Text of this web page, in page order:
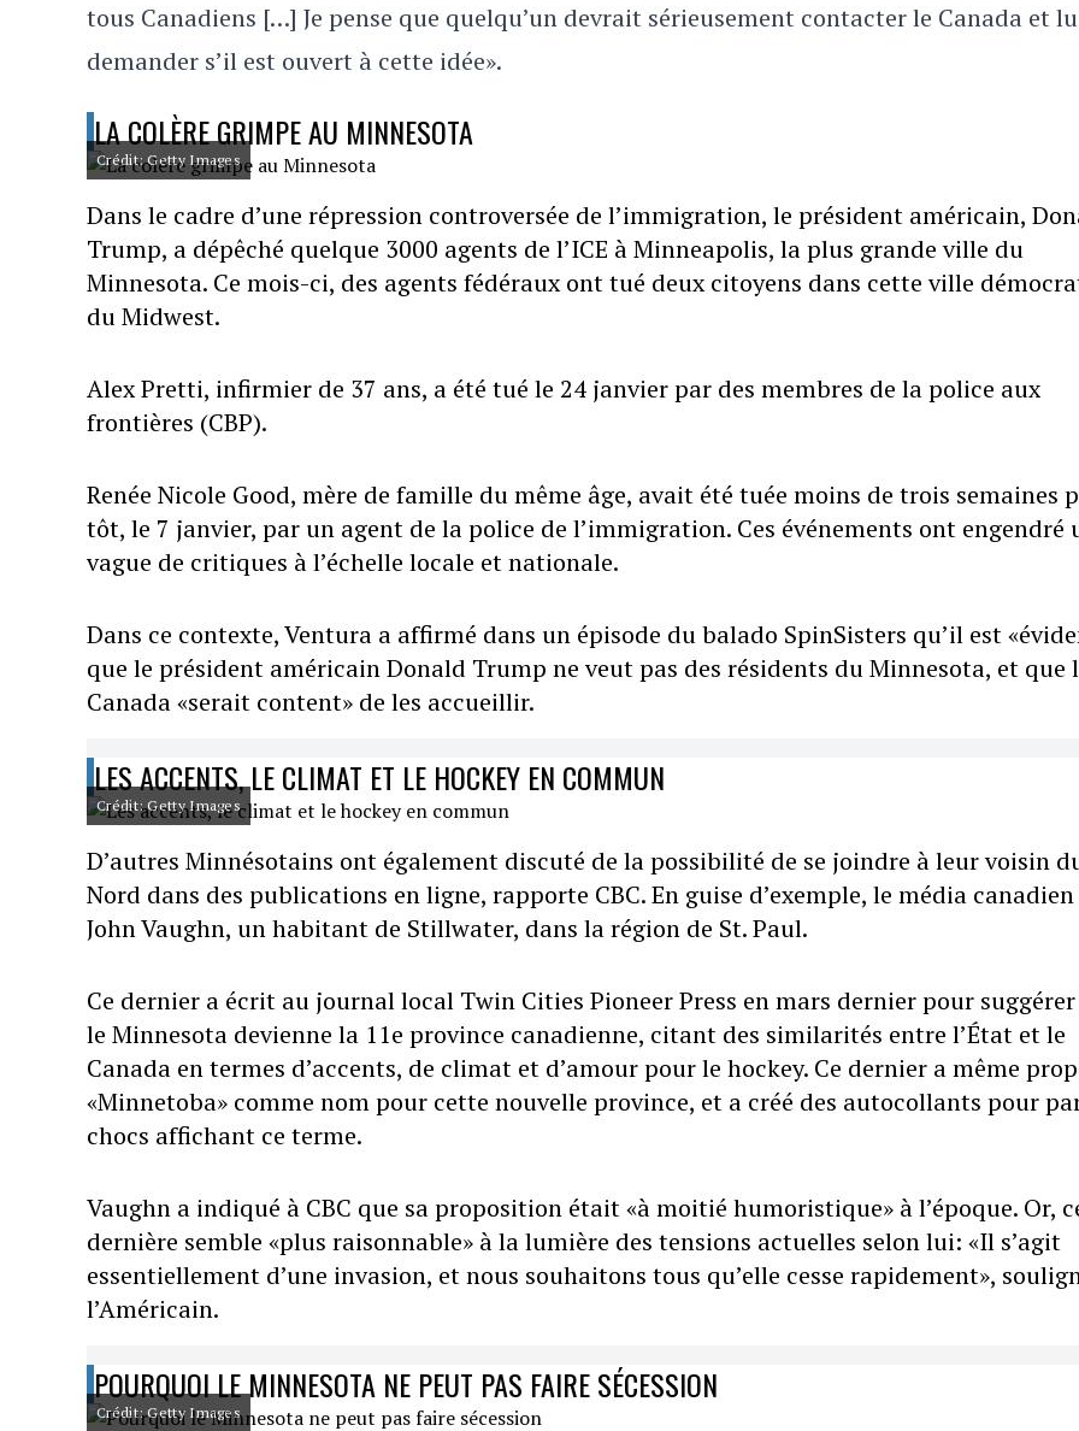
tous Canadiens […] Je pense que quelqu’un devrait sérieusement contacter le Canada et
demander s’il est ouvert à cette idée».
LA COLÈRE GRIMPE AU MINNESOTA
Crédit: Getty Images
Dans le cadre d’une répression controversée de l’immigration, le président américain,
Trump, a dépêché quelque 3000 agents de l’ICE à Minneapolis, la plus grande ville du
Minnesota. Ce mois-ci, des agents fédéraux ont tué deux citoyens dans cette ville
du Midwest.
Alex Pretti, infirmier de 37 ans, a été tué le 24 janvier par des membres de la police aux
frontières (CBP).
Renée Nicole Good, mère de famille du même âge, avait été tuée moins de trois semaines
tôt, le 7 janvier, par un agent de la police de l’immigration. Ces événements ont engendré
vague de critiques à l’échelle locale et nationale.
Dans ce contexte, Ventura a affirmé dans un épisode du balado SpinSisters qu’il est
que le président américain Donald Trump ne veut pas des résidents du Minnesota, et que
Canada «serait content» de les accueillir.
LES ACCENTS, LE CLIMAT ET LE HOCKEY EN COMMUN
Crédit: Getty Images
D’autres Minnésotains ont également discuté de la possibilité de se joindre à leur voisin
Nord dans des publications en ligne, rapporte CBC. En guise d’exemple, le média
John Vaughn, un habitant de Stillwater, dans la région de St. Paul.
Ce dernier a écrit au journal local Twin Cities Pioneer Press en mars dernier pour
le Minnesota devienne la 11e province canadienne, citant des similarités entre l’État et le
Canada en termes d’accents, de climat et d’amour pour le hockey. Ce dernier a même
«Minnetoba» comme nom pour cette nouvelle province, et a créé des autocollants pour
chocs affichant ce terme.
Vaughn a indiqué à CBC que sa proposition était «à moitié humoristique» à l’époque. Or,
dernière semble «plus raisonnable» à la lumière des tensions actuelles selon lui: «Il s’agit
essentiellement d’une invasion, et nous souhaitons tous qu’elle cesse rapidement»,
l’Américain.
POURQUOI LE MINNESOTA NE PEUT PAS FAIRE SÉCESSION
Crédit: Getty Images